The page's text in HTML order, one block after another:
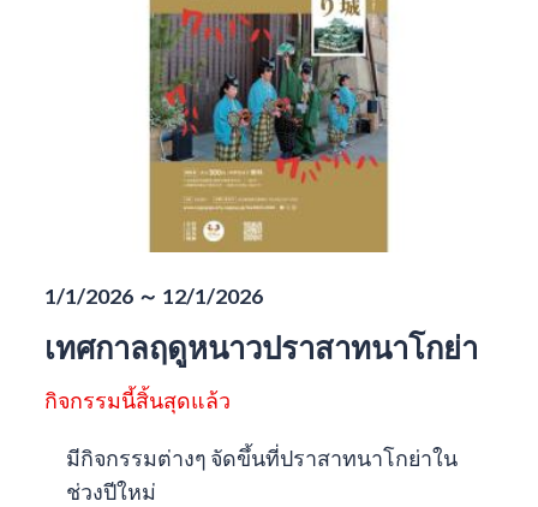
1/1/2026 ～ 12/1/2026
เทศกาลฤดูหนาวปราสาทนาโกย่า
กิจกรรมนี้สิ้นสุดแล้ว
มีกิจกรรมต่างๆ จัดขึ้นที่ปราสาทนาโกย่าใน
ช่วงปีใหม่